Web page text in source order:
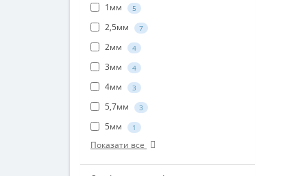
1,6мм 8
1мм 5
2,5мм 7
2мм 4
3мм 4
4мм 3
5,7мм 3
5мм 1
Показати все